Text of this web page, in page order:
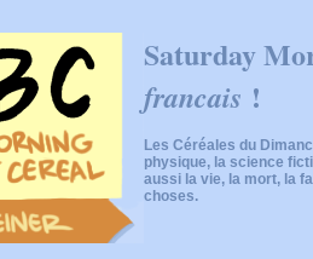
Saturday
francais !
Les Céréales du
physique, la science
aussi la vie, la mort, la
choses.